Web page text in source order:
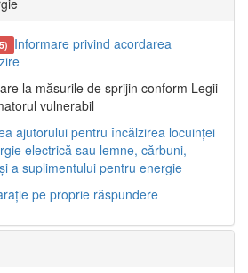
Informare privind acordarea
la măsurile de sprijin conform Legii
vulnerabil
ajutorului pentru încălzirea locuinței
electrică sau lemne, cărbuni,
a suplimentului pentru energie
pe proprie răspundere